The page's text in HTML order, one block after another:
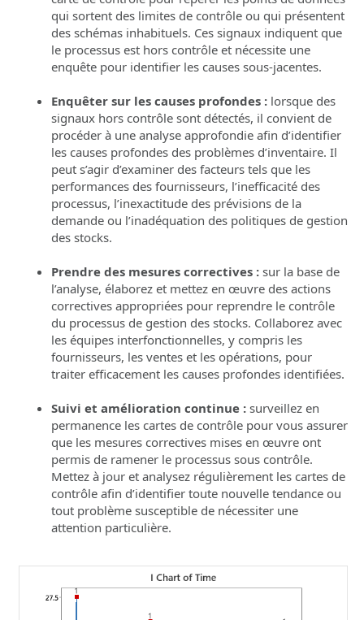
qui sortent des limites de contrôle ou qui présentent
des schémas inhabituels. Ces signaux indiquent que
le processus est hors contrôle et nécessite une
enquête pour identifier les causes sous-jacentes.
Enquêter sur les causes profondes : lorsque des
signaux hors contrôle sont détectés, il convient de
procéder à une analyse approfondie afin d’identifier
les causes profondes des problèmes d’inventaire. Il
peut s’agir d’examiner des facteurs tels que les
performances des fournisseurs, l’inefficacité des
processus, l’inexactitude des prévisions de la
demande ou l’inadéquation des politiques de gestion
des stocks.
Prendre des mesures correctives : sur la base de
l’analyse, élaborez et mettez en œuvre des actions
correctives appropriées pour reprendre le contrôle
du processus de gestion des stocks. Collaborez avec
les équipes interfonctionnelles, y compris les
fournisseurs, les ventes et les opérations, pour
traiter efficacement les causes profondes identifiées.
Suivi et amélioration continue : surveillez en
permanence les cartes de contrôle pour vous assurer
que les mesures correctives mises en œuvre ont
permis de ramener le processus sous contrôle.
Mettez à jour et analysez régulièrement les cartes de
contrôle afin d’identifier toute nouvelle tendance ou
tout problème susceptible de nécessiter une
attention particulière.